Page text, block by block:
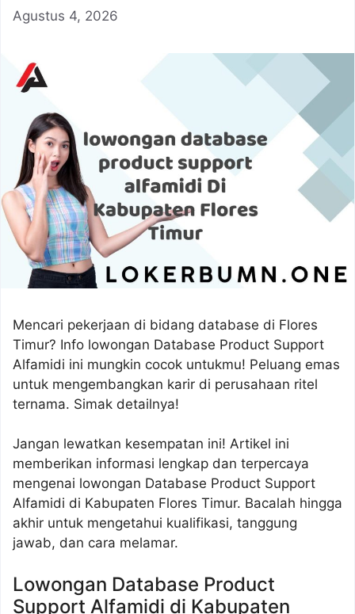
Agustus 4, 2026
Mencari pekerjaan di bidang database di Flores
Timur? Info lowongan Database Product Support
Alfamidi ini mungkin cocok untukmu! Peluang emas
untuk mengembangkan karir di perusahaan ritel
ternama. Simak detailnya!
Jangan lewatkan kesempatan ini! Artikel ini
memberikan informasi lengkap dan terpercaya
mengenai lowongan Database Product Support
Alfamidi di Kabupaten Flores Timur. Bacalah hingga
akhir untuk mengetahui kualifikasi, tanggung
jawab, dan cara melamar.
Lowongan Database Product
Support Alfamidi di Kabupaten